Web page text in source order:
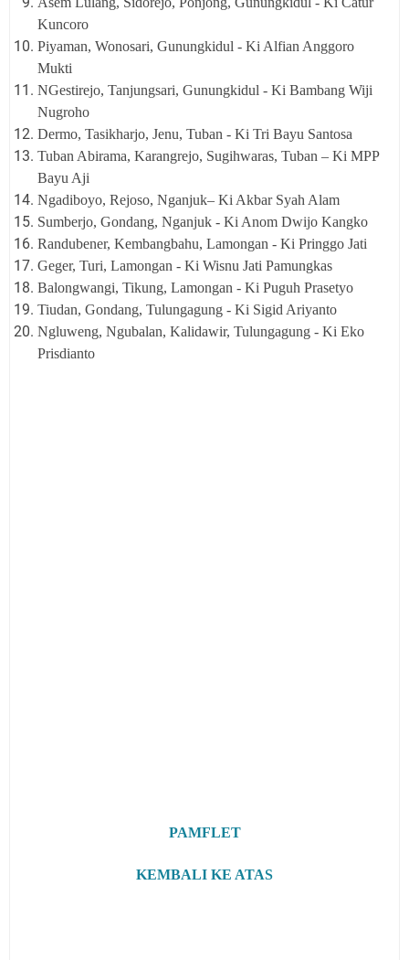
Kuncoro
Piyaman, Wonosari, Gunungkidul - Ki Alfian Anggoro
Mukti
NGestirejo, Tanjungsari, Gunungkidul - Ki Bambang Wiji
Nugroho
Dermo, Tasikharjo, Jenu, Tuban - Ki Tri Bayu Santosa
Tuban Abirama, Karangrejo, Sugihwaras, Tuban – Ki MPP
Bayu Aji
Ngadiboyo, Rejoso, Nganjuk– Ki Akbar Syah Alam
Sumberjo, Gondang, Nganjuk - Ki Anom Dwijo Kangko
Randubener, Kembangbahu, Lamongan - Ki Pringgo Jati
Geger, Turi, Lamongan - Ki Wisnu Jati Pamungkas
Balongwangi, Tikung, Lamongan - Ki Puguh Prasetyo
Tiudan, Gondang, Tulungagung - Ki Sigid Ariyanto
Ngluweng, Ngubalan, Kalidawir, Tulungagung - Ki Eko
Prisdianto
PAMFLET
KEMBALI KE ATAS